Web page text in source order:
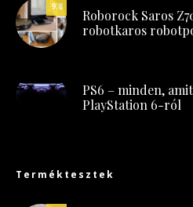
9.8
Roborock Saros
robotkaros
PS6 – minden,
PlayStation 6-ról
Terméktesztek